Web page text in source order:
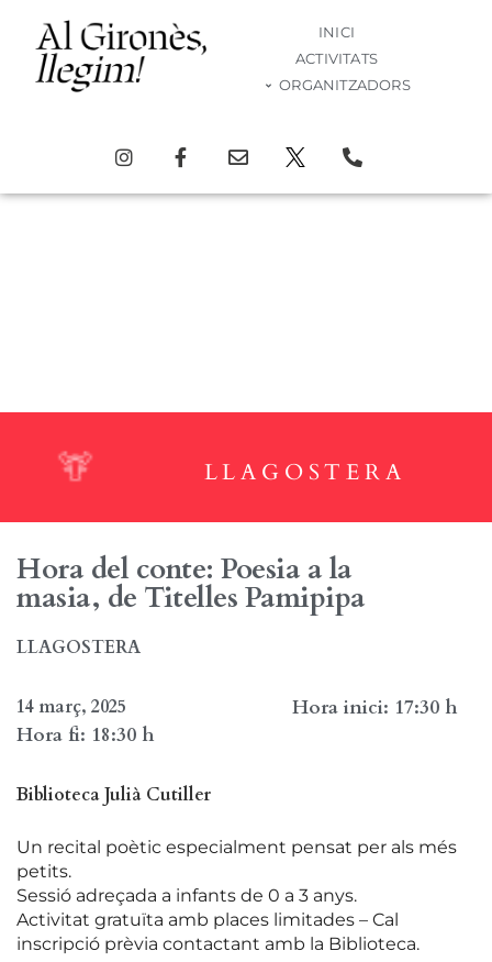
INICI
ACTIVITATS
ORGANITZADORS
LLAGOSTERA
Hora del conte: Poesia a la
masia, de Titelles Pamipipa
LLAGOSTERA
14 març, 2025
Hora inici: 17:30 h
Hora fi: 18:30 h
Biblioteca Julià Cutiller
Un recital poètic especialment pensat per als més
petits.
Sessió adreçada a infants de 0 a 3 anys.
Activitat gratuïta amb places limitades – Cal
inscripció prèvia contactant amb la Biblioteca.